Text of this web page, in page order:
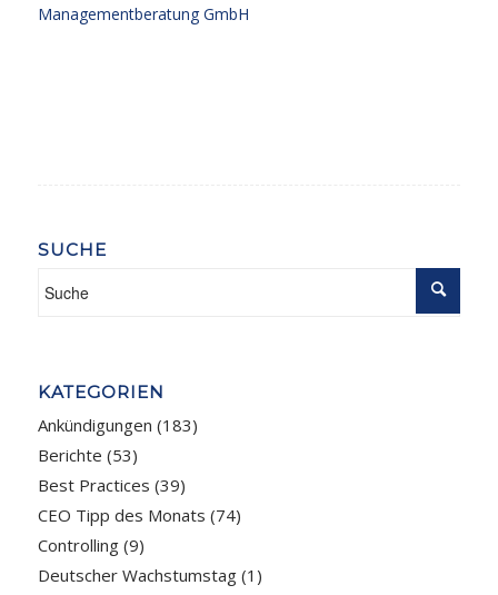
Managementberatung GmbH
SUCHE
KATEGORIEN
Ankündigungen (183)
Berichte (53)
Best Practices (39)
CEO Tipp des Monats (74)
Controlling(9)
Deutscher Wachstumstag(1)